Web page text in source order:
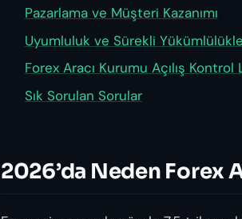
Pazarlama ve Müşteri Kazanımı
Uyumluluk ve Sürekli
Forex Aracı Kurumu Açılış Kontrol
Sık Sorulan Sorular
2026’da Neden Forex